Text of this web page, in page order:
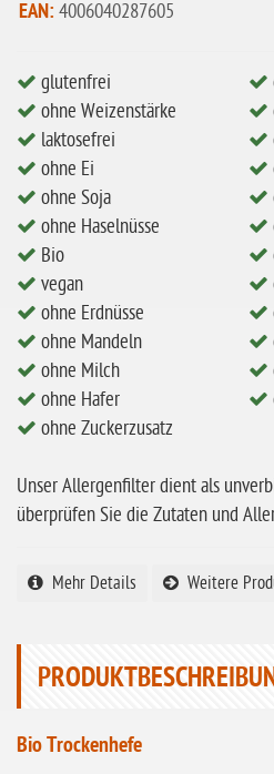
vegan
eiweißarm / PKU
ohne Mandeln
ohne Milch
ohne Hafer
ohne Zuckerzusatz
ohne Reis
ohne Mais
ohne Senf
ohne Sesam
ohne Guarkernmehl
ohne Vanille
ohne
EAN: 4006040287605
glutenfrei
ohne Weizenstärke
laktosefrei
ohne Ei
ohne Soja
ohne Haselnüsse
Bio
vegan
ohne Erdnüsse
ohne Mandeln
ohne Milch
ohne Hafer
ohne Zuckerzusatz
Unser Allergenfilter dient als
überprüfen Sie die Zutaten und
Mehr Details Weitere
Bio Trockenhefe